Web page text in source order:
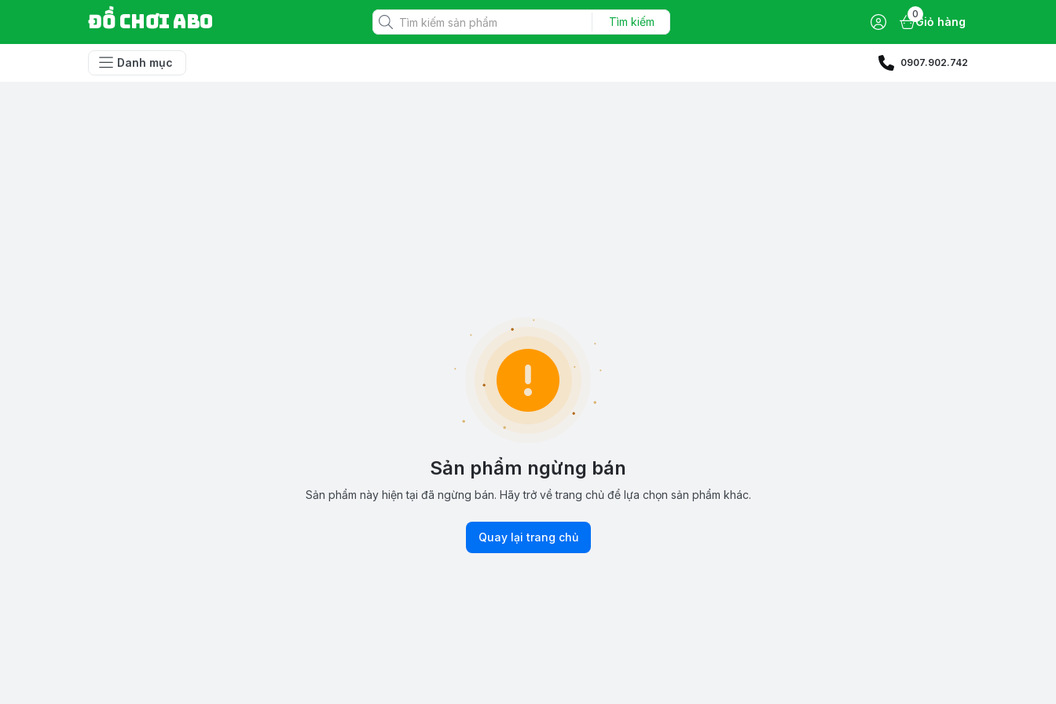
Đồ chơi ABO Tìm kiếm
0
Giỏ hàng
Danh mục 0907.902.742
Sản phẩm ngừng bán
Sản phẩm này hiện tại đã ngừng bán. Hãy trở về trang chủ để lựa chọn sản phẩm khác.
Quay lại trang chủ